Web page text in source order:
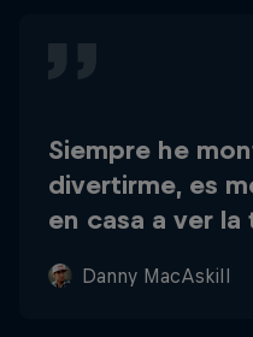
Siempre he
divertirme, es
en casa a ver la
Danny MacAskill